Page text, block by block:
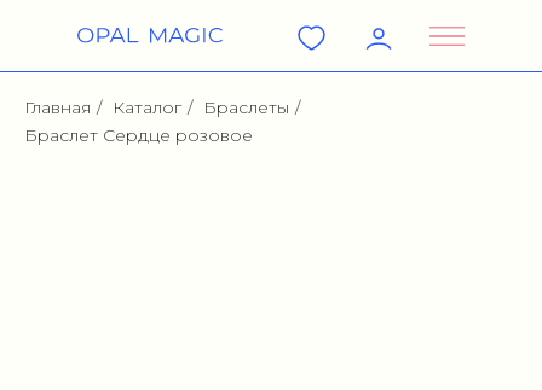
Главная / Каталог / Браслеты /
Браслет Сердце розовое